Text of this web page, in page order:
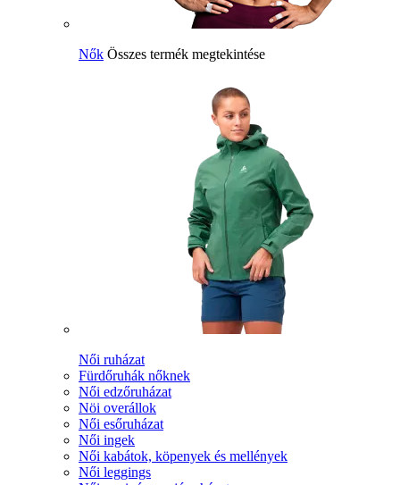
Nők Összes termék megtekintése
Női ruházat
Fürdőruhák nőknek
Női edzőruházat
Nöi overállok
Női esőruházat
Női ingek
Női kabátok, köpenyek és mellények
Női leggings